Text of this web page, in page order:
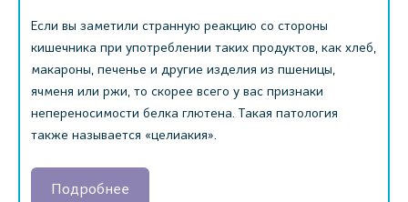
Если вы заметили странную реакцию со стороны
кишечника при употреблении таких продуктов, как хлеб,
макароны, печенье и другие изделия из пшеницы,
ячменя или ржи, то скорее всего у вас признаки
непереносимости белка глютена. Такая патология
также называется «целиакия».
Подробнее